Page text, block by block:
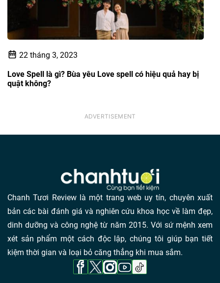
22 tháng 3, 2023
Love Spell là gì? Bùa yêu Love spell có hiệu quả hay bị
quật không?
Chanh Tươi Review là một trang web uy tín, chuyên xuất
bản các bài đánh giá và nghiên cứu khoa học về làm đẹp,
dinh dưỡng và công nghệ từ năm 2015. Với sứ mệnh xem
xét sản phẩm một cách độc lập, chúng tôi giúp bạn tiết
kiệm thời gian và loại bỏ căng thẳng khi mua sắm.